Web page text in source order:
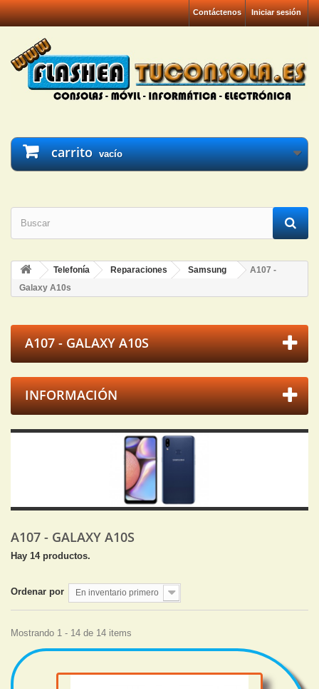
Iniciar sesión
Contáctenos
carrito vacío
Telefonía Reparaciones Samsung
A107 -
Galaxy A10s
A107 - GALAXY A10S
INFORMACIÓN
A107 - GALAXY A10S
Hay 14 productos.
Ordenar por En inventario primero
Mostrando 1 - 14 de 14 items